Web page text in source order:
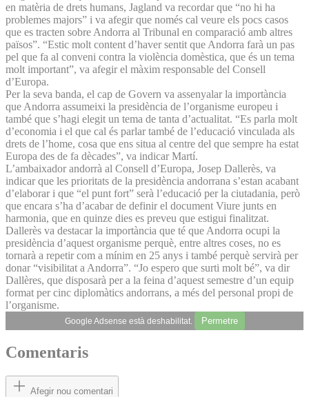
en matèria de drets humans, Jagland va recordar que “no hi ha
problemes majors” i va afegir que només cal veure els pocs casos
que es tracten sobre Andorra al Tribunal en comparació amb altres
països”. “Estic molt content d’haver sentit que Andorra farà un pas
pel que fa al conveni contra la violència domèstica, que és un tema
molt important”, va afegir el màxim responsable del Consell
d’Europa.
Per la seva banda, el cap de Govern va assenyalar la importància
que Andorra assumeixi la presidència de l’organisme europeu i
també que s’hagi elegit un tema de tanta d’actualitat. “Es parla molt
d’economia i el que cal és parlar també de l’educació vinculada als
drets de l’home, cosa que ens situa al centre del que sempre ha estat
Europa des de fa dècades”, va indicar Martí.
L’ambaixador andorrà al Consell d’Europa, Josep Dallerès, va
indicar que les prioritats de la presidència andorrana s’estan acabant
d’elaborar i que “el punt fort” serà l’educació per la ciutadania, però
que encara s’ha d’acabar de definir el document Viure junts en
harmonia, que en quinze dies es preveu que estigui finalitzat.
Dallerès va destacar la importància que té que Andorra ocupi la
presidència d’aquest organisme perquè, entre altres coses, no es
tornarà a repetir com a mínim en 25 anys i també perquè servirà per
donar “visibilitat a Andorra”. “Jo espero que surti molt bé”, va dir
Dallères, que disposarà per a la feina d’aquest semestre d’un equip
format per cinc diplomàtics andorrans, a més del personal propi de
l’organisme.
Google Adsense està deshabilitat. Permetre
Comentaris
Afegir nou comentari